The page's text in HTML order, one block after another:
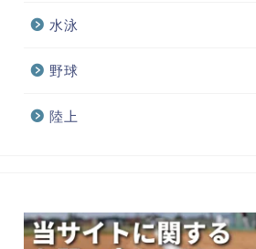
水泳
野球
陸上